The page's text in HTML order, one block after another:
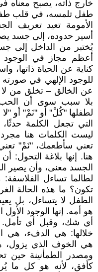
خارج ذاته، يصبح معناه
طفل تلمسه، في قلب
الأمومة تعيد تعريف
أسير حدوده، إلى جسد
يُختبر من الداخل إلى
أعظم مجاز في الوجود
كناية عن الحياة ذاتها،
للوجود الإلهي في صورته
عن الخالق – تخلق من
بلا سبب سوى أن الحب
لطفلها "كُلْ" أو "نَمْ" أو
التي تجعل الكلمة
ليست الكلمات هنا
تعني سأطعمك، "نَمْ"
هنا. إنها بلاغة التحول:
الجسد معنى، وأن يصير
لطالما تساءل
تكون؟ ما هذه الحالة
الطفل لا يتساءل، بل
هو أمه. إنها الوجود
أي شك، وقبل أي تأمل.
خلالها: هي الدفء، هي
هي الخوف الذي
ومصدر الطمأنينة حين
كأفق، لأنه هو كل ما